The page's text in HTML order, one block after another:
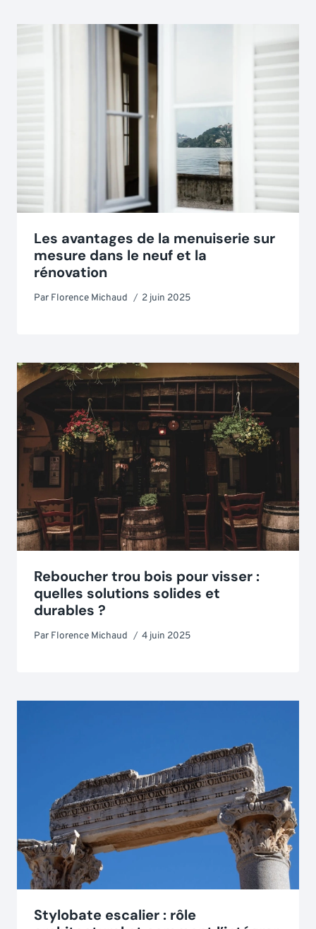
Les avantages de la menuiserie sur
mesure dans le neuf et la
rénovation
Par Florence Michaud 2 juin 2025
Reboucher trou bois pour visser :
quelles solutions solides et
durables ?
Par Florence Michaud 4 juin 2025
Stylobate escalier : rôle